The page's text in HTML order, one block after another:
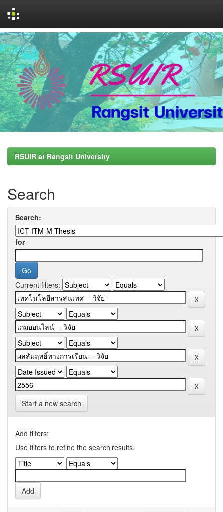
Skip
navigation
RSUIR at Rangsit University
Search
Search:
for
Current filters:
Start a new search
Add filters:
Use filters to refine the search results.